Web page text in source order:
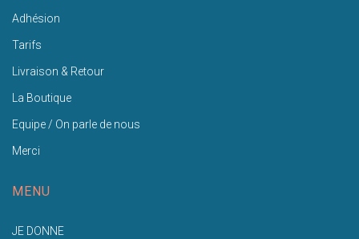
Adhésion
Tarifs
Livraison & Retour
La Boutique
Equipe / On parle de nous
Merci
MENU
JE DONNE